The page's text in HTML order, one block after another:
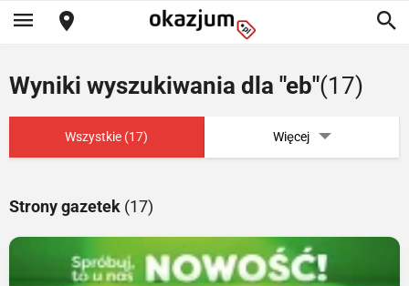
Wyniki wyszukiwania dla "eb"(17)
Wszystkie (17) Więcej
Strony gazetek (17)